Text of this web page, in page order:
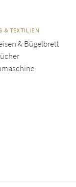
& TEXTILIEN
& Bügelbrett